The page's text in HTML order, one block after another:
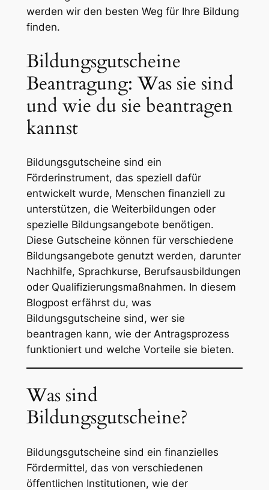
werden wir den besten Weg für Ihre Bildung
finden.
Bildungsgutscheine
Beantragung: Was sie sind
und wie du sie beantragen
kannst
Bildungsgutscheine sind ein
Förderinstrument, das speziell dafür
entwickelt wurde, Menschen finanziell zu
unterstützen, die Weiterbildungen oder
spezielle Bildungsangebote benötigen.
Diese Gutscheine können für verschiedene
Bildungsangebote genutzt werden, darunter
Nachhilfe, Sprachkurse, Berufsausbildungen
oder Qualifizierungsmaßnahmen. In diesem
Blogpost erfährst du, was
Bildungsgutscheine sind, wer sie
beantragen kann, wie der Antragsprozess
funktioniert und welche Vorteile sie bieten.
Was sind
Bildungsgutscheine?
Bildungsgutscheine sind ein finanzielles
Fördermittel, das von verschiedenen
öffentlichen Institutionen, wie der